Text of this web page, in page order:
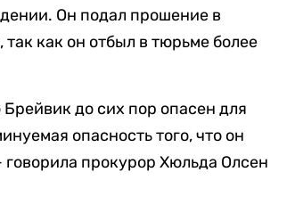
Он подал прошение в
как он отбыл в тюрьме более
до сих пор опасен для
опасность того, что он
прокурор Хюльда Олсен